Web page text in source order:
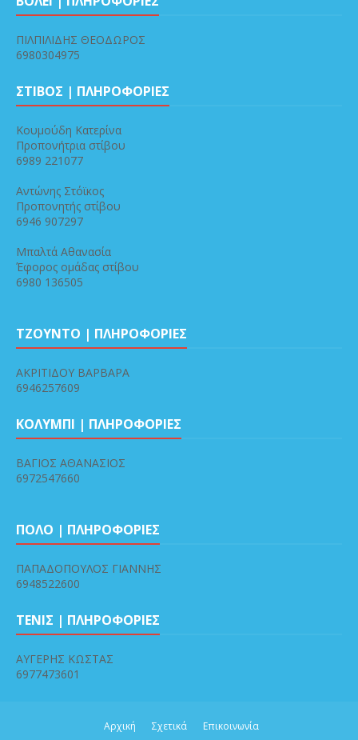
ΠΙΛΠΙΛΙΔΗΣ ΘΕΟΔΩΡΟΣ
6980304975
ΣΤΙΒΟΣ | ΠΛΗΡΟΦΟΡΙΕΣ
Κουμούδη Κατερίνα
Προπονήτρια στίβου
6989 221077
Αντώνης Στόϊκος
Προπονητής στίβου
6946 907297
Μπαλτά Αθανασία
Έφορος ομάδας στίβου
6980 136505
ΤΖΟΥΝΤΟ | ΠΛΗΡΟΦΟΡΙΕΣ
ΑΚΡΙΤΙΔΟΥ ΒΑΡΒΑΡΑ
6946257609
ΚΟΛΥΜΠΙ | ΠΛΗΡΟΦΟΡΙΕΣ
ΒΑΓΙΟΣ ΑΘΑΝΑΣΙΟΣ
6972547660
ΠΟΛΟ | ΠΛΗΡΟΦΟΡΙΕΣ
ΠΑΠΑΔΟΠΟΥΛΟΣ ΓΙΑΝΝΗΣ
6948522600
ΤΕΝΙΣ | ΠΛΗΡΟΦΟΡΙΕΣ
ΑΥΓΕΡΗΣ ΚΩΣΤΑΣ
6977473601
Αρχική Σχετικά Επικοινωνία